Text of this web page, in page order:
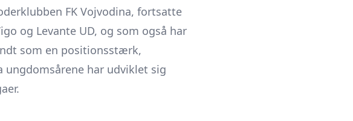
FK Vojvodina, fortsatte
og Levante UD, og som også har
som en positionsstærk,
har udviklet sig